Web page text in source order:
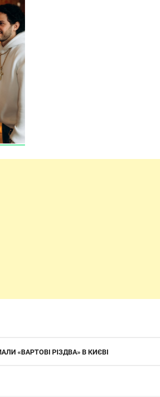
«ВАРТОВІ РІЗДВА» В КИЄВІ